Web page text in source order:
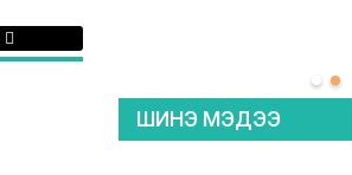
ШИНЭ МЭДЭЭ